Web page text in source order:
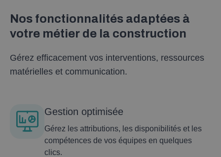
Nos fonctionnalités adaptées à
votre métier de la construction
Gérez efficacement vos interventions, ressources
matérielles et communication.
Gestion optimisée
Gérez les attributions, les disponibilités et les
compétences de vos équipes en quelques
clics.